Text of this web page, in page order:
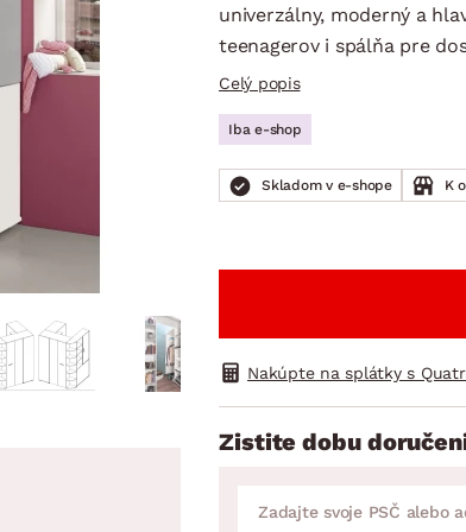
DOMÁCE SPOTREBIČE ZÁHRADNÉ
univerzálny, moderný a
teenagerov i spálňa pre
Celý popis
Iba e-shop
Skladom v e-shope K
Nakúpte na splátky s
Zistite dobu